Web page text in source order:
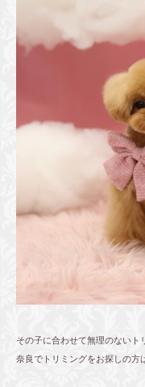
その子に合わせて無理のないト
奈良でトリミングをお探しの方